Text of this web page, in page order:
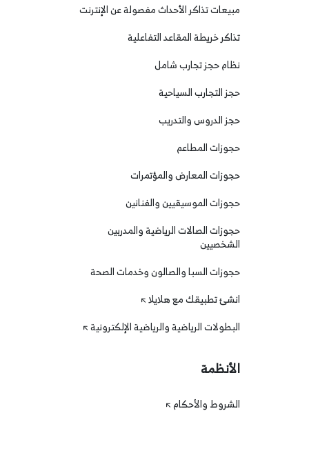
مبيعات تذاكر الأحداث مفصولة عن الإنترنت
تذاكر خريطة المقاعد التفاعلية
نظام حجز تجارب شامل
حجز التجارب السياحية
حجز الدروس والتدريب
حجوزات المطاعم
حجوزات المعارض والمؤتمرات
حجوزات الموسيقيين والفنانين
حجوزات الصالات الرياضية والمدربين
الشخصيين
حجوزات السبا والصالون وخدمات الصحة
انشئ تطبيقك مع هلايلا
البطولات الرياضية والرياضية الإلكترونية
الأنظمة
الشروط والأحكام